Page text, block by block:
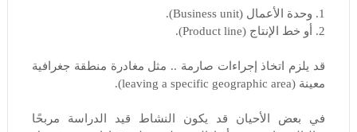
1. وحدة الأعمال (Business unit).
2. أو خط الإنتاج (Product line).
قد يلزم اتخاذ إجراءات صارمة .. مثل مغادرة منطقة جغرافية
معينة (leaving a specific geographic area).
في بعض الأحيان قد يكون النشاط قيد الدراسة مربحًا